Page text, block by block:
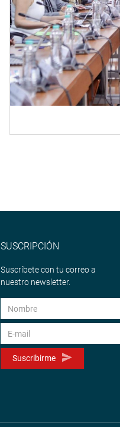
SUSCRIPCIÓN
Suscríbete con tu correo a
nuestro newsletter.
Suscribirme